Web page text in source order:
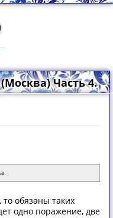
Часть 4.
то обязаны таких
одно поражение, две